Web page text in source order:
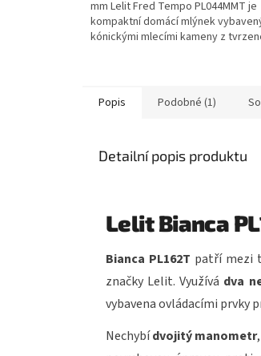
mm Lelit Fred Tempo PL044MMT je
kompaktní domácí mlýnek
kónickými mlecími kameny z
Popis Podobné (1)
Detailní popis produktu
Lelit Bianca
Bianca PL162T patří mezi
značky Lelit. Využívá dva
vybavena ovládacími prvky
Nechybídvojitý manometr